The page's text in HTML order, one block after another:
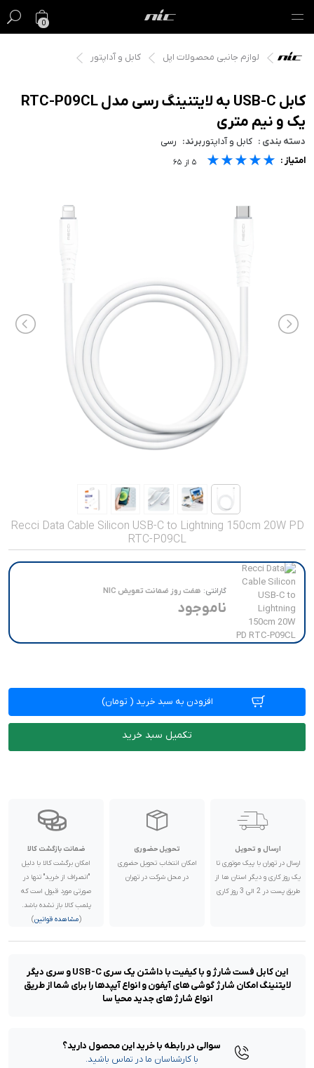
0
گیفت کارت
فروش ویژه
مک
آیفون
ایرپاد
لوازم جانبی
صدا و تصویر
قیمت روز
محصولات کارکرده
تماس با ما
لوازم جانبی محصولات اپل کابل و آداپتور
Recci Data Cable Silicon USB-C to Lightning 150cm 20W PD
RTC-P09CL
گارانتی: هفت روز ضمانت تعویض NIC
ناموجود
افزودن به سبد خرید ( تومان)
تکمیل سبد خرید
کابل USB-C به لایتنینگ رسی مدل RTC-P09CL
یک و نیم متری
دسته بندی : کابل و آداپتوربرند: رسی
امتیاز : ★★★★★
★★★★★
★★★★★ ۵ از ۶۵
ارسال و تحویل
ارسال در تهران با پیک موتوری تا
یک روز کاری و دیگر استان ها از
طریق پست در 2 الی 3 روز کاری
تحویل حضوری
امکان انتخاب تحویل حضوری
در محل شرکت در تهران
ضمانت بازگشت کالا
امکان برگشت کالا با دلیل
"انصراف از خرید" تنها در
صورتی مورد قبول است که
پلمب کالا باز نشده باشد.
(مشاهده قوانین)
این کابل فست شارژ و با کیفیت با داشتن یک سری USB-C و سری دیگر
لایتنینگ امکان شارژ گوشی های آیفون و انواع آیپدها را برای شما از طریق
انواع شارژ های جدید محیا سا
سوالی در رابطه با خرید این محصول دارید؟
با کارشناسان ما در تماس باشید.